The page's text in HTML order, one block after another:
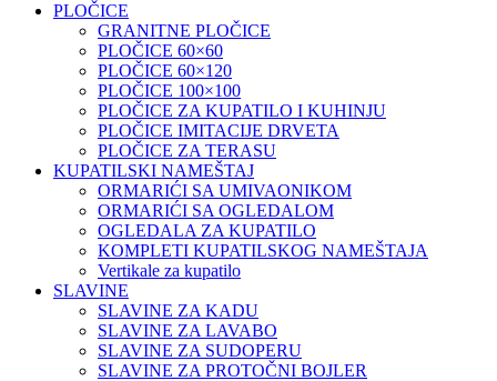
PLOČICE
GRANITNE PLOČICE
PLOČICE 60×60
PLOČICE 60×120
PLOČICE 100×100
PLOČICE ZA KUPATILO I KUHINJU
PLOČICE IMITACIJE DRVETA
PLOČICE ZA TERASU
KUPATILSKI NAMEŠTAJ
ORMARIĆI SA UMIVAONIKOM
ORMARIĆI SA OGLEDALOM
OGLEDALA ZA KUPATILO
KOMPLETI KUPATILSKOG NAMEŠTAJA
Vertikale za kupatilo
SLAVINE
SLAVINE ZA KADU
SLAVINE ZA LAVABO
SLAVINE ZA SUDOPERU
SLAVINE ZA PROTOČNI BOJLER